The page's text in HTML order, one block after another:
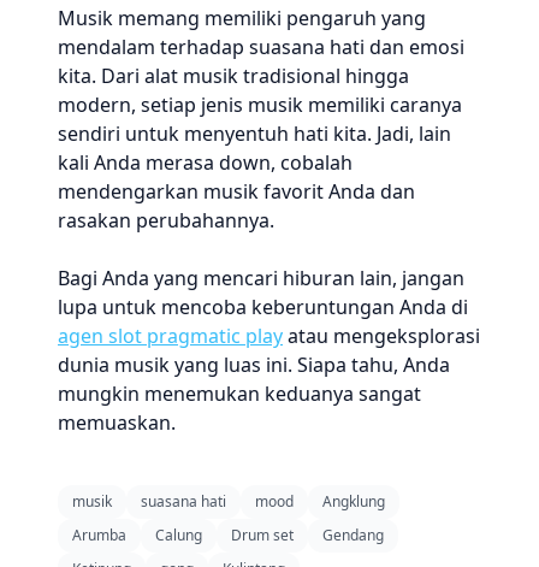
Musik memang memiliki pengaruh yang
mendalam terhadap suasana hati dan emosi
kita. Dari alat musik tradisional hingga
modern, setiap jenis musik memiliki caranya
sendiri untuk menyentuh hati kita. Jadi, lain
kali Anda merasa down, cobalah
mendengarkan musik favorit Anda dan
rasakan perubahannya.
Bagi Anda yang mencari hiburan lain, jangan
lupa untuk mencoba keberuntungan Anda di
agen slot pragmatic playatau mengeksplorasi
dunia musik yang luas ini. Siapa tahu, Anda
mungkin menemukan keduanya sangat
memuaskan.
musik suasana hati mood
Angklung
Arumba
Calung Drum set
Gendang